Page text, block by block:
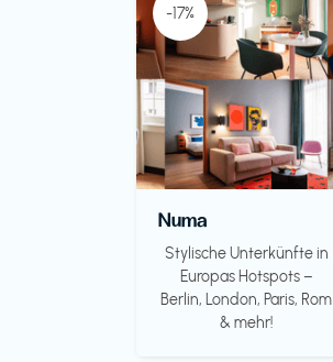
-17%
Numa
Stylische Unterkünfte in
Europas Hotspots –
Berlin, London, Paris, Rom
& mehr!